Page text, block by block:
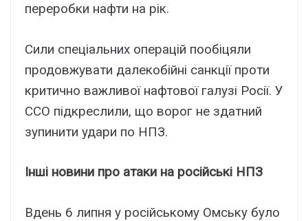
переробки нафти на рік.
Сили спеціальних операцій пообіцяли
продовжувати далекобійні санкції проти
критично важливої нафтової галузі Росії. У
ССО підкреслили, що ворог не здатний
зупинити удари по НПЗ.
Інші новини про атаки на російські НПЗ
Вдень 6 липня у російському Омську було